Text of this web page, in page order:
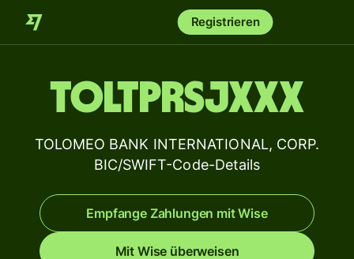
Registrieren
TOLTPRSJXXX
TOLOMEO BANK INTERNATIONAL, CORP.
BIC/SWIFT-Code-Details
Empfange Zahlungen mit Wise
Mit Wise überweisen